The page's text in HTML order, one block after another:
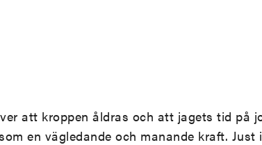
att kroppen åldras och att jagets tid på
en vägledande och manande kraft. Just